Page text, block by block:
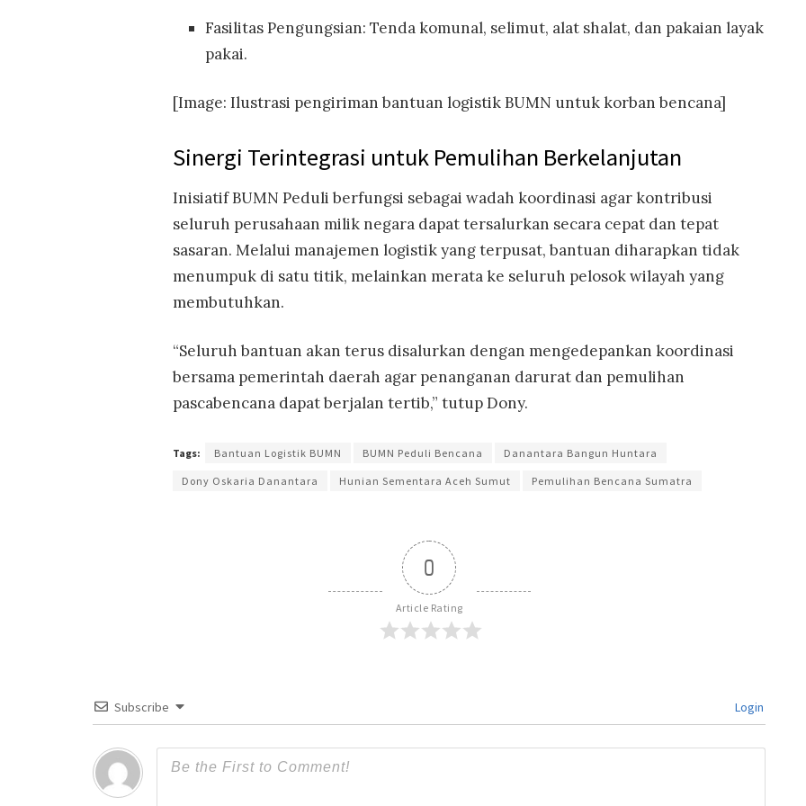
Fasilitas Pengungsian: Tenda komunal, selimut, alat shalat, dan pakaian layak
pakai.
[Image: Ilustrasi pengiriman bantuan logistik BUMN untuk korban bencana]
Sinergi Terintegrasi untuk Pemulihan Berkelanjutan
Inisiatif BUMN Peduli berfungsi sebagai wadah koordinasi agar kontribusi
seluruh perusahaan milik negara dapat tersalurkan secara cepat dan tepat
sasaran. Melalui manajemen logistik yang terpusat, bantuan diharapkan tidak
menumpuk di satu titik, melainkan merata ke seluruh pelosok wilayah yang
membutuhkan.
“Seluruh bantuan akan terus disalurkan dengan mengedepankan koordinasi
bersama pemerintah daerah agar penanganan darurat dan pemulihan
pascabencana dapat berjalan tertib,” tutup Dony.
Tags: Bantuan Logistik BUMN BUMN Peduli Bencana Danantara Bangun Huntara
Dony Oskaria Danantara Hunian Sementara Aceh Sumut Pemulihan Bencana Sumatra
0
Article Rating
Subscribe Login